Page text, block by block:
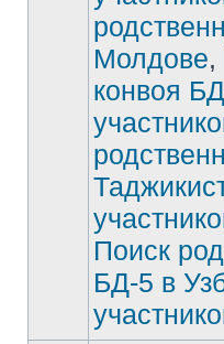
Молдове,
конвоя
Поиск
БД-5 в